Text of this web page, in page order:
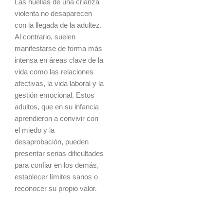
Las huellas de una crianza
violenta no desaparecen
con la llegada de la adultez.
Al contrario, suelen
manifestarse de forma más
intensa en áreas clave de la
vida como las relaciones
afectivas, la vida laboral y la
gestión emocional. Estos
adultos, que en su infancia
aprendieron a convivir con
el miedo y la
desaprobación, pueden
presentar serias dificultades
para confiar en los demás,
establecer límites sanos o
reconocer su propio valor.